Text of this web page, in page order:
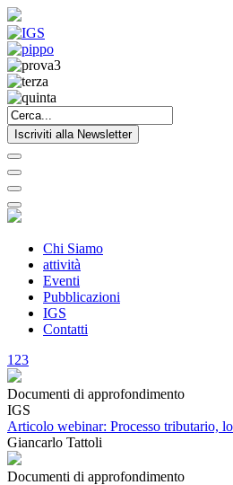
Iscriviti alla Newsletter
Chi Siamo
attività
Eventi
Pubblicazioni
IGS
Contatti
1 23
Documenti di approfondimento
IGS
Articolo webinar: Processo tributario,
Giancarlo Tattoli
Documenti di approfondimento